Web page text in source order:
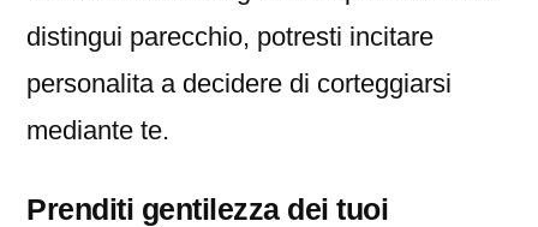
distingui parecchio, potresti incitare
personalita a decidere di corteggiarsi
mediante te.
Prenditi gentilezza dei tuoi